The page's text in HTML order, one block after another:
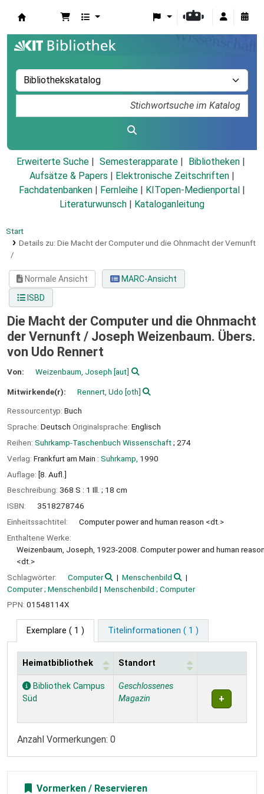
Erweiterte Suche Semesterapparate
Bibliotheken
Aufsätze & Papers
Elektronische Zeitschriften
Fachdatenbanken
Fernleihe KITopen-Medienportal
Literaturwunsch
Kataloganleitung
Start
Details zu: Die Macht der Computer und die Ohnmacht der Vernunft
/
Normale Ansicht
MARC-Ansicht
ISBD
Die Macht der Computer und die Ohnmacht
der Vernunft / Joseph Weizenbaum. Übers.
von Udo Rennert
Von: Weizenbaum, Joseph [aut]
Mitwirkende(r): Rennert, Udo [oth]
Ressourcentyp: Buch
Sprache: Deutsch Originalsprache: Englisch
Reihen: Suhrkamp-Taschenbuch Wissenschaft; 274
Verlag: Frankfurt am Main : Suhrkamp, 1990
Auflage: [8. Aufl.]
Beschreibung: 368 S : 1 Ill. ; 18 cm
ISBN:
3518278746
Einheitssachtitel:
Computer power and human reason <dt.>
Enthaltene Werke:
Weizenbaum, Joseph, 1923-2008. Computer power and human
<dt.>
Schlagwörter:
Computer
Menschenbild
Computer ; Menschenbild
Menschenbild ; Computer
PPN: 01548114X
Exemplare ( 1 ) Titelinformationen ( 1 )
Exemplare
Heimatbibliothek Standort
Bibliothek Campus
Süd
Geschlossenes
Magazin
Anzahl Vormerkungen: 0
Vormerken